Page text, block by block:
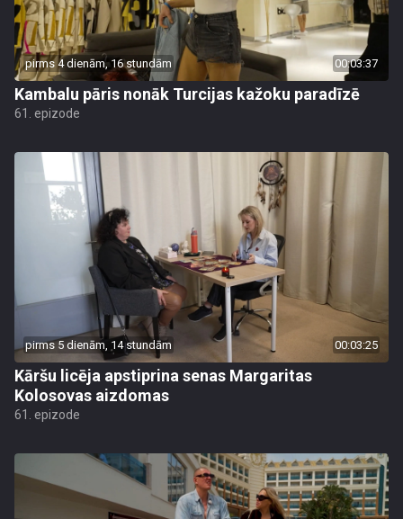
pirms 4 dienām, 16 stundām 00:03:37
Kambalu pāris nonāk Turcijas kažoku paradīzē
61. epizode
pirms 5 dienām, 14 stundām 00:03:25
Kāršu licēja apstiprina senas Margaritas
Kolosovas aizdomas
61. epizode